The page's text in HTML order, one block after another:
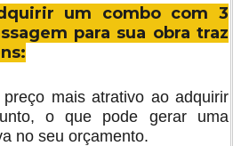
um combo com 3
para sua obra traz
mais atrativo ao adquirir
o que pode gerar uma
no seu orçamento.